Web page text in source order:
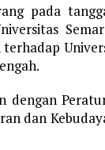
pada
dengan
dan